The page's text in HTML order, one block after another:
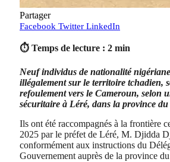
Partager
Facebook Twitter LinkedIn
⏱ Temps de lecture : 2 min
Neuf individus de nationalité
illégalement sur le territoire tchadien,
refoulement vers le Cameroun, selon
sécuritaire à Léré, dans la province
Ils ont été raccompagnés à la frontière
2025 par le préfet de Léré, M. Djidda
conformément aux instructions du
Gouvernement auprès de la province